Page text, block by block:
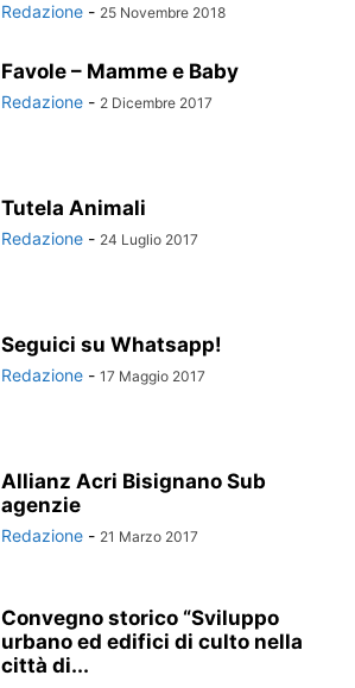
Redazione - 25 Novembre 2018
Favole – Mamme e Baby
Redazione - 2 Dicembre 2017
Tutela Animali
Redazione - 24 Luglio 2017
Seguici su Whatsapp!
Redazione - 17 Maggio 2017
Allianz Acri Bisignano Sub
agenzie
Redazione - 21 Marzo 2017
Convegno storico “Sviluppo
urbano ed edifici di culto nella
città di...